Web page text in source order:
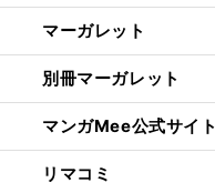
マーガレット
別冊マーガレット
マンガMee公式サイト
リマコミ